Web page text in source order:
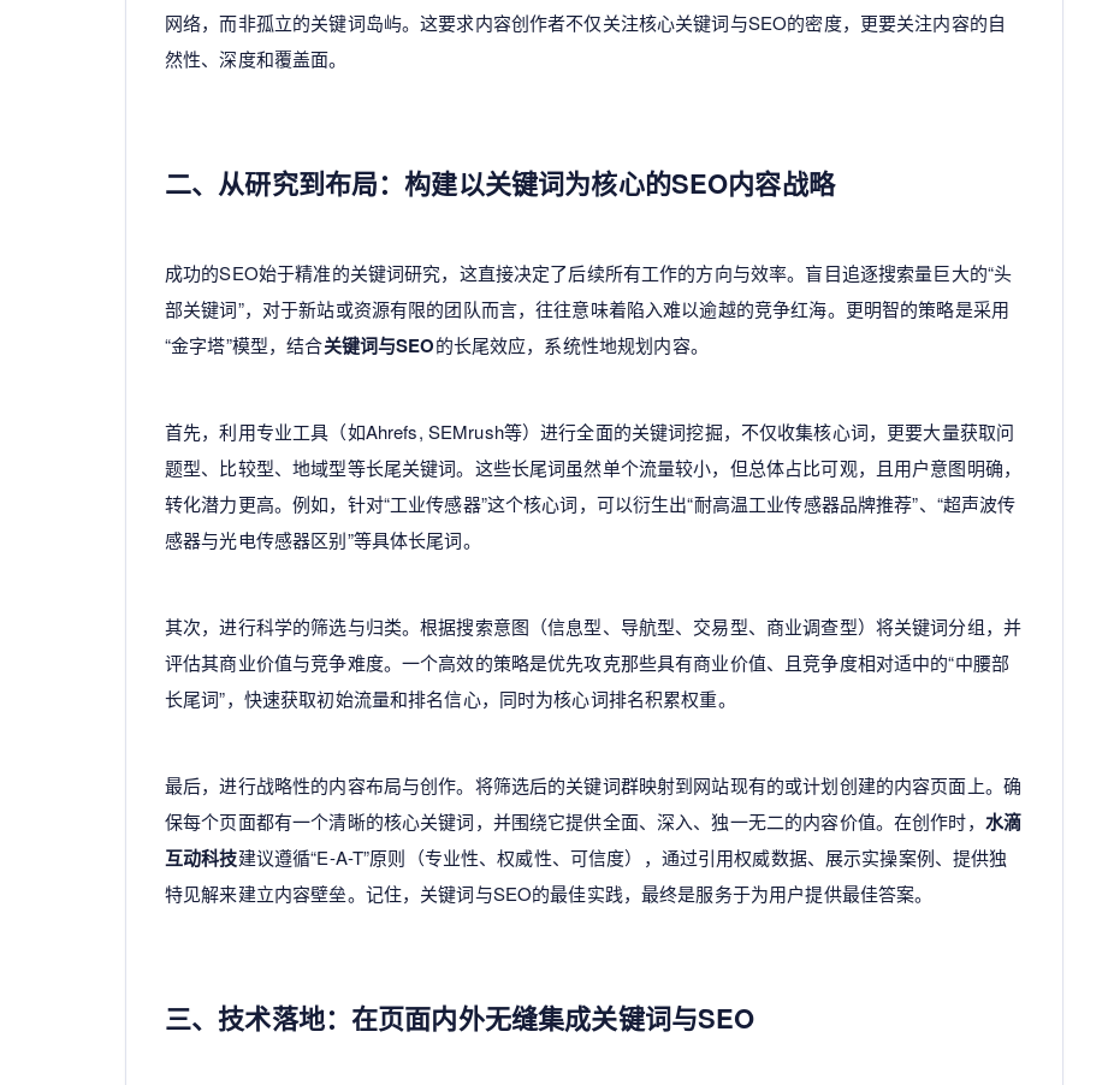
网络，而非孤立的关键词岛屿。这要求内容创作者不仅关注核心关键词与SEO的密度，更要关注内容的自
然性、深度和覆盖面。
二、从研究到布局：构建以关键词为核心的SEO内容战略
成功的SEO始于精准的关键词研究，这直接决定了后续所有工作的方向与效率。盲目追逐搜索量巨大的“头
部关键词”，对于新站或资源有限的团队而言，往往意味着陷入难以逾越的竞争红海。更明智的策略是采用
“金字塔”模型，结合关键词与SEO的长尾效应，系统性地规划内容。
首先，利用专业工具（如Ahrefs, SEMrush等）进行全面的关键词挖掘，不仅收集核心词，更要大量获取问
题型、比较型、地域型等长尾关键词。这些长尾词虽然单个流量较小，但总体占比可观，且用户意图明确，
转化潜力更高。例如，针对“工业传感器”这个核心词，可以衍生出“耐高温工业传感器品牌推荐”、“超声波传
感器与光电传感器区别”等具体长尾词。
其次，进行科学的筛选与归类。根据搜索意图（信息型、导航型、交易型、商业调查型）将关键词分组，并
评估其商业价值与竞争难度。一个高效的策略是优先攻克那些具有商业价值、且竞争度相对适中的“中腰部
长尾词”，快速获取初始流量和排名信心，同时为核心词排名积累权重。
最后，进行战略性的内容布局与创作。将筛选后的关键词群映射到网站现有的或计划创建的内容页面上。确
保每个页面都有一个清晰的核心关键词，并围绕它提供全面、深入、独一无二的内容价值。在创作时， 水滴
互动科技建议遵循“E-A-T”原则（专业性、权威性、可信度），通过引用权威数据、展示实操案例、提供独
特见解来建立内容壁垒。记住，关键词与SEO的最佳实践，最终是服务于为用户提供最佳答案。
三、技术落地：在页面内外无缝集成关键词与SEO